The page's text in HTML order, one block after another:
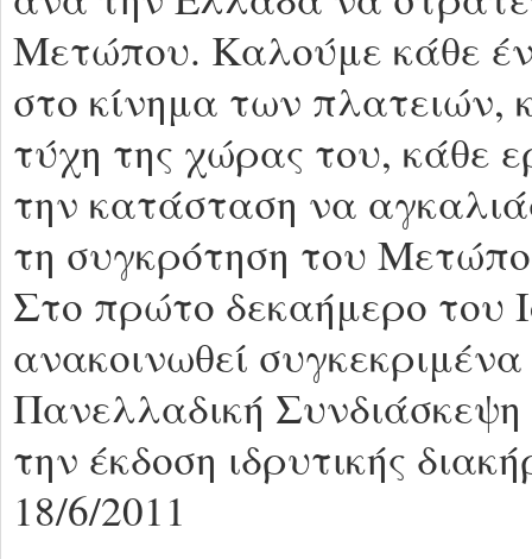
Μετώπου. Καλούμε κάθε
στο κίνημα των πλατειών,
τύχη της χώρας του, κάθε
την κατάσταση να
τη συγκρότηση του
Στο πρώτο δεκαήμερο του
ανακοινωθεί
Πανελλαδική Συνδιάσκεψη
την έκδοση ιδρυτικής
18/6/2011